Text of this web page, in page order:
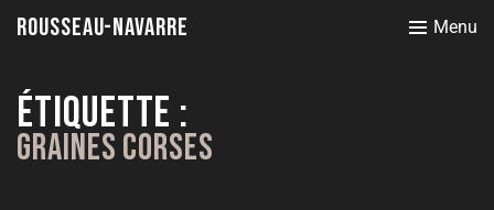
Rousseau-Navarre Menu
Étiquette :
Graines Corses